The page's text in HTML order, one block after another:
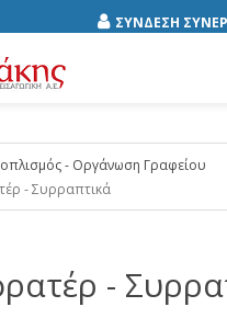
ΣΥΝΔΕΣΗ
- Οργάνωση Γραφείου
- Συρραπτικά
-